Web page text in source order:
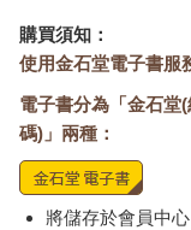
購買須知：
使用金石堂電子書服
電子書分為「金石堂
碼)」兩種：
將儲存於會員中